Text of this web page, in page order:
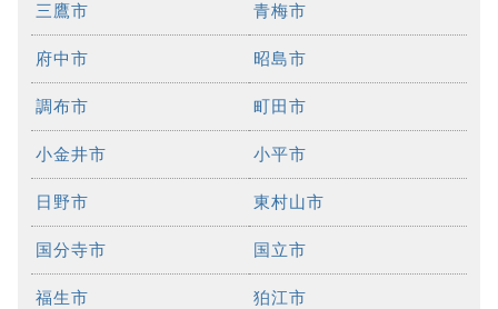
三鷹市 青梅市
府中市 昭島市
調布市 町田市
小金井市 小平市
日野市 東村山市
国分寺市 国立市
福生市 狛江市